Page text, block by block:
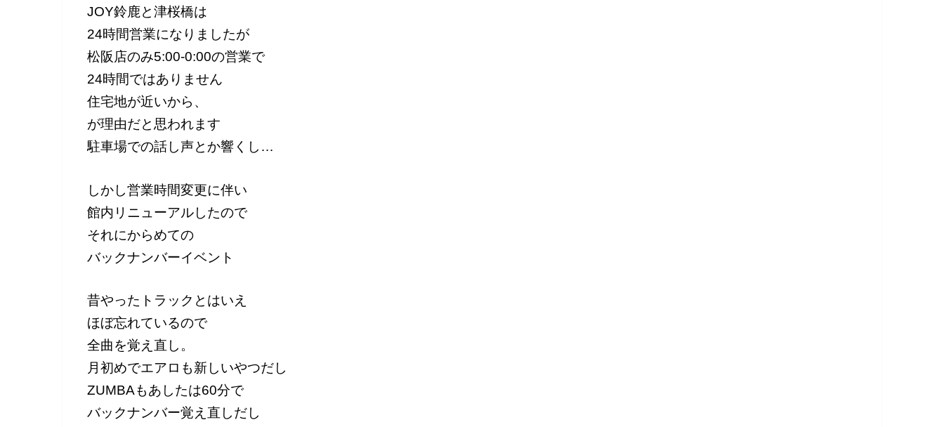
JOY鈴鹿と津桜橋は
24時間営業になりましたが
松阪店のみ5:00-0:00の営業で
24時間ではありません
住宅地が近いから、
が理由だと思われます
駐車場での話し声とか響くし…
しかし営業時間変更に伴い
館内リニューアルしたので
それにからめての
バックナンバーイベント
昔やったトラックとはいえ
ほぼ忘れているので
全曲を覚え直し。
月初めでエアロも新しいやつだし
ZUMBAもあしたは60分で
バックナンバー覚え直しだし